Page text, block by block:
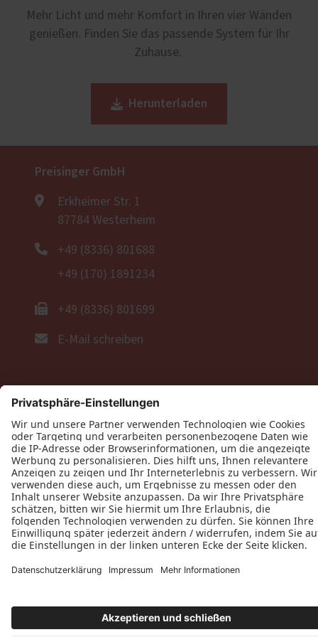
bieten. Beide Türarten erhalten Sie bei uns aus
Kunststoff, Holz oder mit je einer Alu-
Vorsatzschale für mehr Witterungsschutz.
Zusätzlich können Oberlichter oder Seitenteile
integriert werden.
dazu bei, den Übergang von Innen- und
Außenbereich sicherer und praktischer zu
gestalten, indem sie das Eindringen von
Mehr Licht und mehr Komfort in Ihren vier Wänden
genießen. Finden Sie das passende System für Ihr
Zuhause.
Herunterladen
Preisinger GmbH
Erkheimer Str. 1
87784 Westerheim
+49 (8336) 801688
+49 (170) 1891234
+49 (8336) 801699
E-Mail schreiben
Bitte kontaktieren Sie uns per Telefon oder E-
Mail
Unsere Ausstellung in Westerheim
Montag bis Donnerstag von 8- 17 Uhr
Freitag von 8- 14 Uhr
Gerne vereinbaren wir mit Ihnen einen
Beratungstermin.